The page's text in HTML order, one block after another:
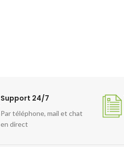
Support 24/7
Par téléphone, mail et chat
en direct